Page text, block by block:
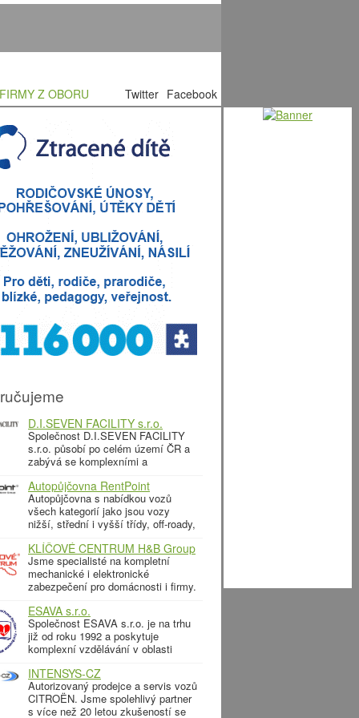
FIRMY Z OBORU Twitter Facebook
D.I.SEVEN FACILITY s.r.o.
Společnost D.I.SEVEN FACILITY
s.r.o. působí po celém území ČR a
zabývá se komplexními a
údržby budov. Náš facility
management a property
management Vám zaručí efektivní
chod budovy a dlouhodobě
náhradním plněním Vám umožní
Autopůjčovna RentPoint
Autopůjčovna s nabídkou vozů
všech kategorií jako jsou vozy
nižší, střední i vyšší třídy, off-roady,
minibusy. Firmám nabízíme
flexibilní pronájem vozů.
KLÍČOVÉ CENTRUM H&B Group
s. r. o.
Jsme specialisté na kompletní
mechanické i elektronické
zabezpečení pro domácnosti i firmy.
Váš byt, rodinný nebo bytový dům,
kancelář, školu, chatu, hotelový
komplex… nebo jakýkoliv jiný
objekt. V oboru působíme už 30 let
ESAVA s.r.o.
Společnost ESAVA s.r.o. je na trhu
již od roku 1992 a poskytuje
komplexní vzdělávání v oblasti
činností společnosti ESAVA – první
pomoc bez obav, je zajištění
školení a kurzů neodkladné první
pomoci, které jsou určeny pro
INTENSYS-CZ
Autorizovaný prodejce a servis vozů
CITROËN. Jsme spolehlivý partner
s více než 20 letou zkušeností se